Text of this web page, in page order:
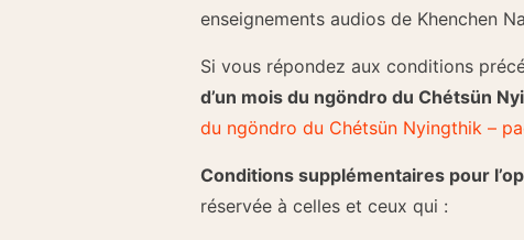
enseignements audios de Khenchen
Si vous répondez aux conditions
d’un mois du ngöndro du Chétsün
du ngöndro du Chétsün Nyingthik –
Conditions supplémentaires pour
réservée à celles et ceux qui :